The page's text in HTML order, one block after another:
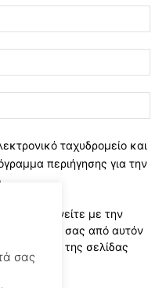
ταχυδρομείο και
περιήγησης για την
συμφωνείτε με την
δεδομένων σας από αυτόν
χρήσης της σελίδας
σας